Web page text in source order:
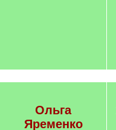
Ольга
Яременко